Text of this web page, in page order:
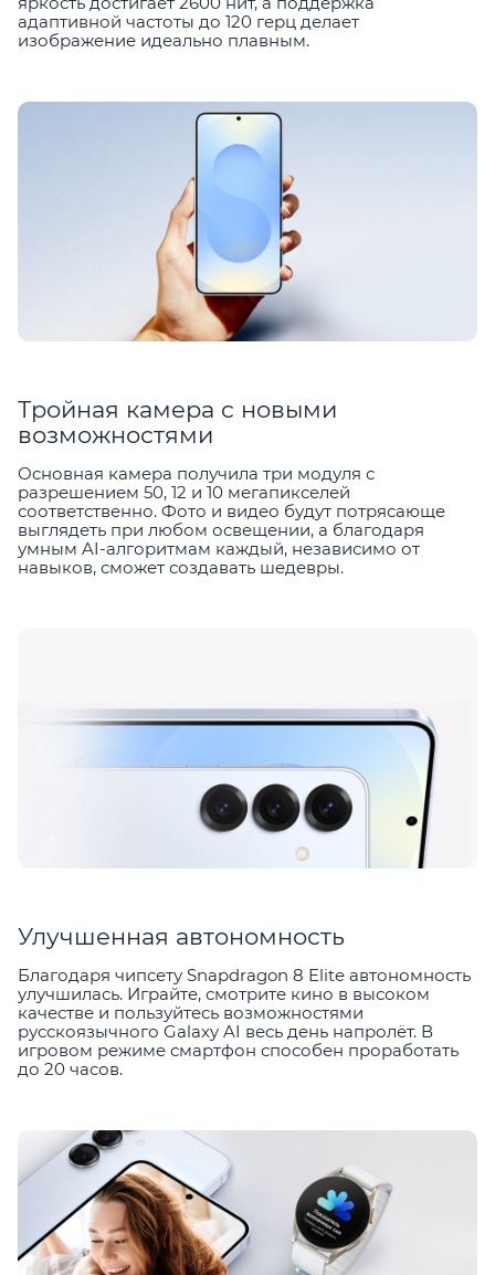
адаптивной частоты до 120 герц делает
изображение идеально плавным.
Тройная камера с новыми
возможностями
Основная камера получила три модуля с
разрешением 50, 12 и 10 мегапикселей
соответственно. Фото и видео будут потрясающе
выглядеть при любом освещении, а благодаря
умным AI-алгоритмам каждый, независимо от
навыков, сможет создавать шедевры.
Улучшенная автономность
Благодаря чипсету Snapdragon 8 Elite автономность
улучшилась. Играйте, смотрите кино в высоком
качестве и пользуйтесь возможностями
русскоязычного Galaxy AI весь день напролёт. В
игровом режиме смартфон способен проработать
до 20 часов.